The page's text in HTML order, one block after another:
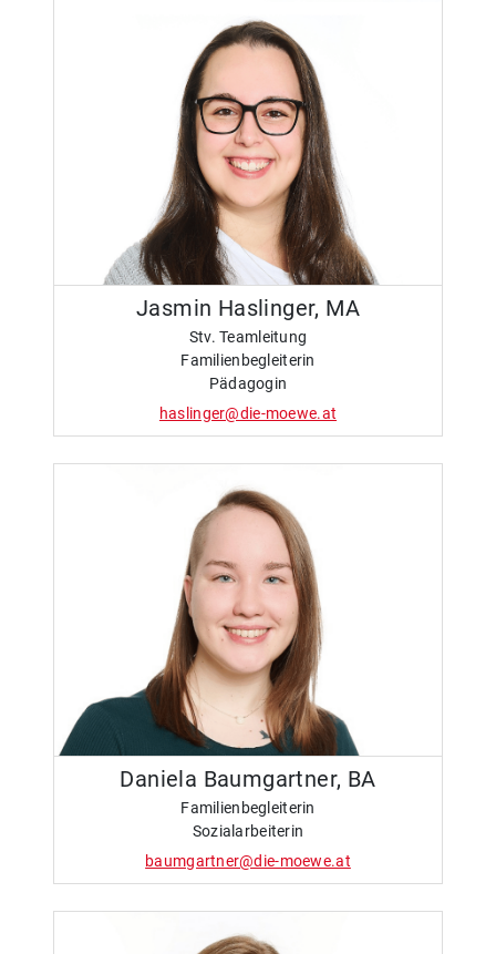
Jasmin Haslinger, MA
Stv. Teamleitung
Familienbegleiterin
Pädagogin
haslinger@die-moewe.at
Daniela Baumgartner, BA
Familienbegleiterin
Sozialarbeiterin
baumgartner@die-moewe.at